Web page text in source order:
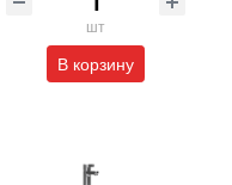
шт
В корзину